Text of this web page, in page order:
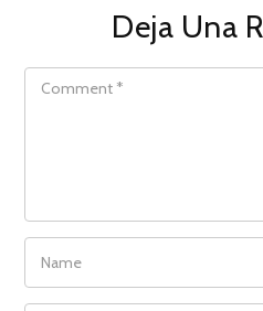
Deja Una
COMMENT
NAME